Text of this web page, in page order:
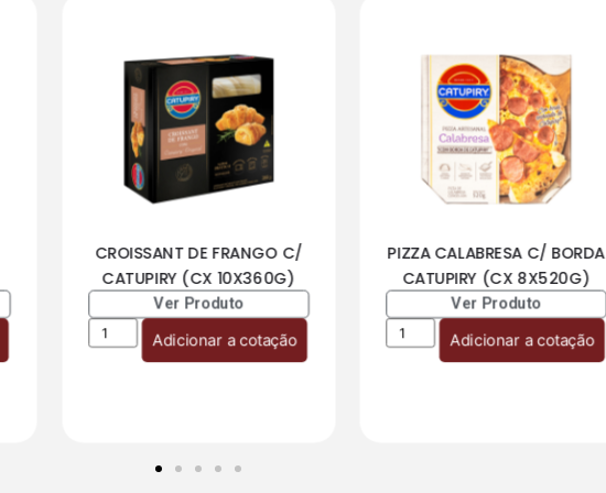
CROISSANT DE FRANGO C/
CATUPIRY (CX 10X360G)
Ver Produto
Adicionar a cotação
PIZZA CALABRESA C/ BORDA
CATUPIRY (CX 8X520G)
Ver Produto
Adicionar a cotação